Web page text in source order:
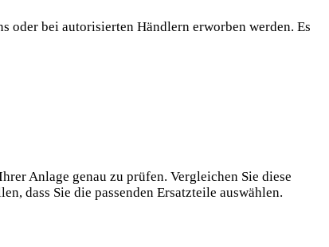
oder bei autorisierten Händlern erworben werden. Es
Anlage genau zu prüfen. Vergleichen Sie diese
dass Sie die passenden Ersatzteile auswählen.